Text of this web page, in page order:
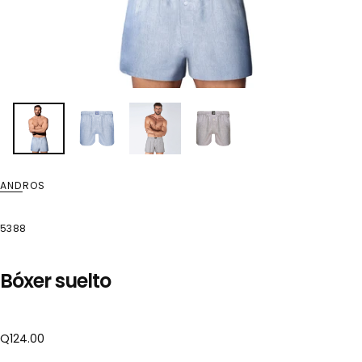
ANDROS
5388
Bóxer suelto
Precio
Q124.00